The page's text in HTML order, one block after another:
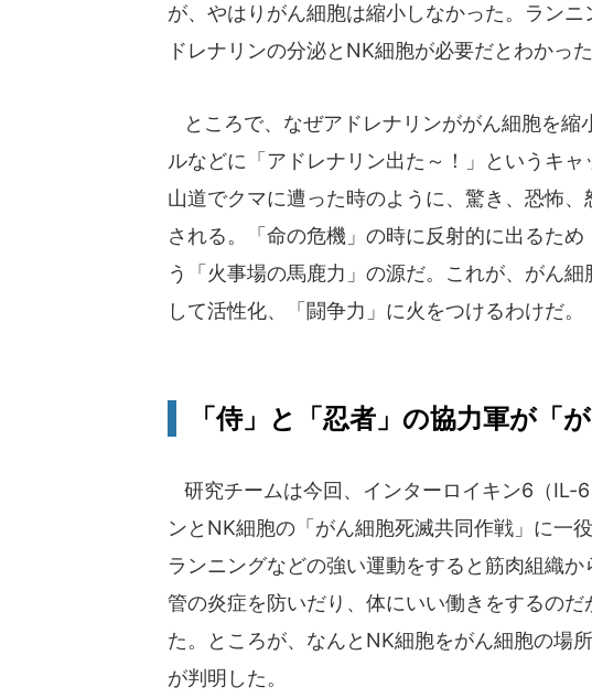
が、やはりがん細胞は縮小しなかった。ラン
ドレナリンの分泌とNK細胞が必要だとわかった
ところで、なぜアドレナリンががん細胞を縮
ルなどに「アドレナリン出た～！」というキャ
山道でクマに遭った時のように、驚き、恐怖
される。「命の危機」の時に反射的に出るた
う「火事場の馬鹿力」の源だ。これが、がん
して活性化、「闘争力」に火をつけるわけだ。
「侍」と「忍者」の協力軍が「
研究チームは今回、インターロイキン6（IL-
ンとNK細胞の「がん細胞死滅共同作戦」に一
ランニングなどの強い運動をすると筋肉組織
管の炎症を防いだり、体にいい働きをするの
た。ところが、なんとNK細胞をがん細胞の場
が判明した。